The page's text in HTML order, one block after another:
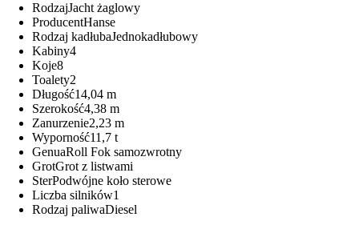
RodzajJacht żaglowy
ProducentHanse
Rodzaj kadłubaJednokadłubowy
Kabiny4
Koje8
Toalety2
Długość14,04 m
Szerokość4,38 m
Zanurzenie2,23 m
Wyporność11,7 t
GenuaRoll Fok samozwrotny
GrotGrot z listwami
SterPodwójne koło sterowe
Liczba silników1
Rodzaj paliwaDiesel